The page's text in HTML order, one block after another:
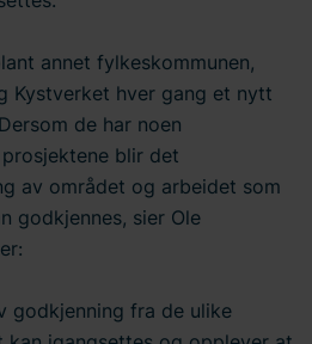
annet fylkeskommunen,
Kystverket hver gang et nytt
de har noen
blir det
av området og arbeidet som
godkjennes, sier Ole
godkjenning fra de ulike